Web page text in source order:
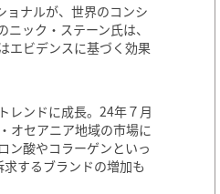
ナルが、世界のコンシ
ック・ステーン氏は、
エビデンスに基づく効果
レンドに成長。24年７月
オセアニア地域の市場に
ン酸やコラーゲンといっ
するブランドの増加も